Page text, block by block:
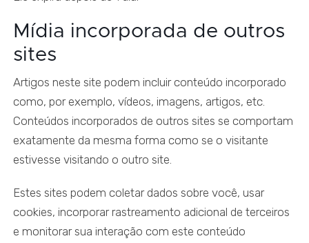
Mídia incorporada de outros
sites
Artigos neste site podem incluir conteúdo incorporado
como, por exemplo, vídeos, imagens, artigos, etc.
Conteúdos incorporados de outros sites se comportam
exatamente da mesma forma como se o visitante
estivesse visitando o outro site.
Estes sites podem coletar dados sobre você, usar
cookies, incorporar rastreamento adicional de terceiros
e monitorar sua interação com este conteúdo